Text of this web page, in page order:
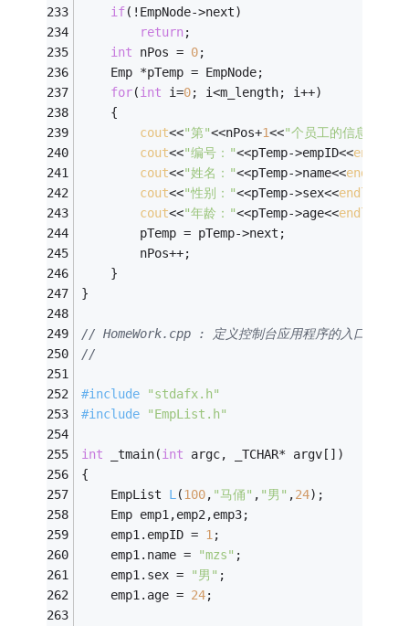
if(!EmpNode->next)
return;
int nPos = 0;
	Emp *pTemp = EmpNode;
for(int i=0; i<m_length; i++)
	{
cout<<"第"<<nPos+1<<"个员工的信息："
cout<<"编号："<<pTemp->empID<<endl
cout<<"姓名："<<pTemp->name<<endl
cout<<"性别："<<pTemp->sex<<endl
cout<<"年龄："<<pTemp->age<<endl
		pTemp = pTemp->next;
		nPos++;
	}
}
// HomeWork.cpp : 定义控制台应用程序的入口点。
//
#include
"stdafx.h"
#include "EmpList.h"
int _tmain(int argc, _TCHAR* argv[])
{
EmpList L (100, "马俑" , "男" ,24) ;
	Emp emp1,emp2,emp3;
	emp1.empID =
1 ;
	emp1.name =
"mzs" ;
	emp1.sex =
"男" ;
	emp1.age =
24;